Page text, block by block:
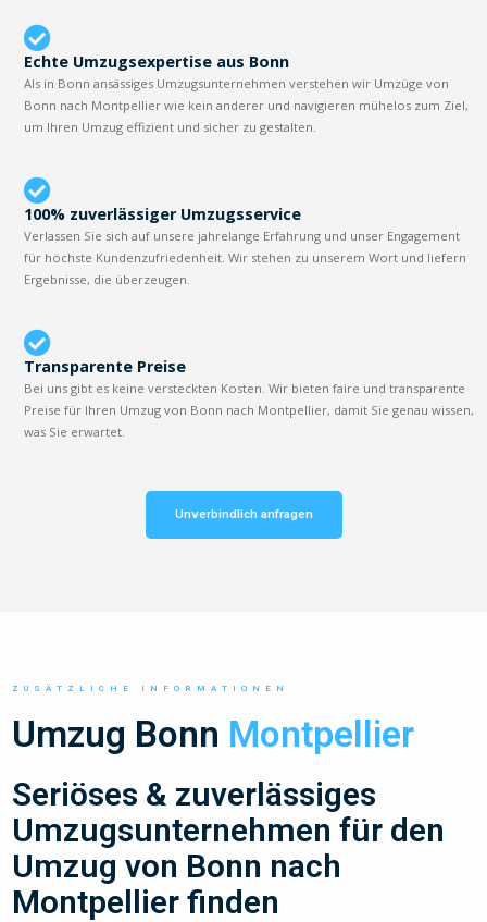
Echte Umzugsexpertise aus Bonn
Als in Bonn ansässiges Umzugsunternehmen verstehen wir Umzüge von
Bonn nach Montpellier wie kein anderer und navigieren mühelos zum Ziel,
um Ihren Umzug effizient und sicher zu gestalten.
100% zuverlässiger Umzugsservice
Verlassen Sie sich auf unsere jahrelange Erfahrung und unser Engagement
für höchste Kundenzufriedenheit. Wir stehen zu unserem Wort und liefern
Ergebnisse, die überzeugen.
Transparente Preise
Bei uns gibt es keine versteckten Kosten. Wir bieten faire und transparente
Preise für Ihren Umzug von Bonn nach Montpellier, damit Sie genau wissen,
was Sie erwartet.
Unverbindlich anfragen
ZUSÄTZLICHE INFORMATIONEN
Umzug Bonn Montpellier
Seriöses & zuverlässiges
Umzugsunternehmen für den
Umzug von Bonn nach
Montpellier finden